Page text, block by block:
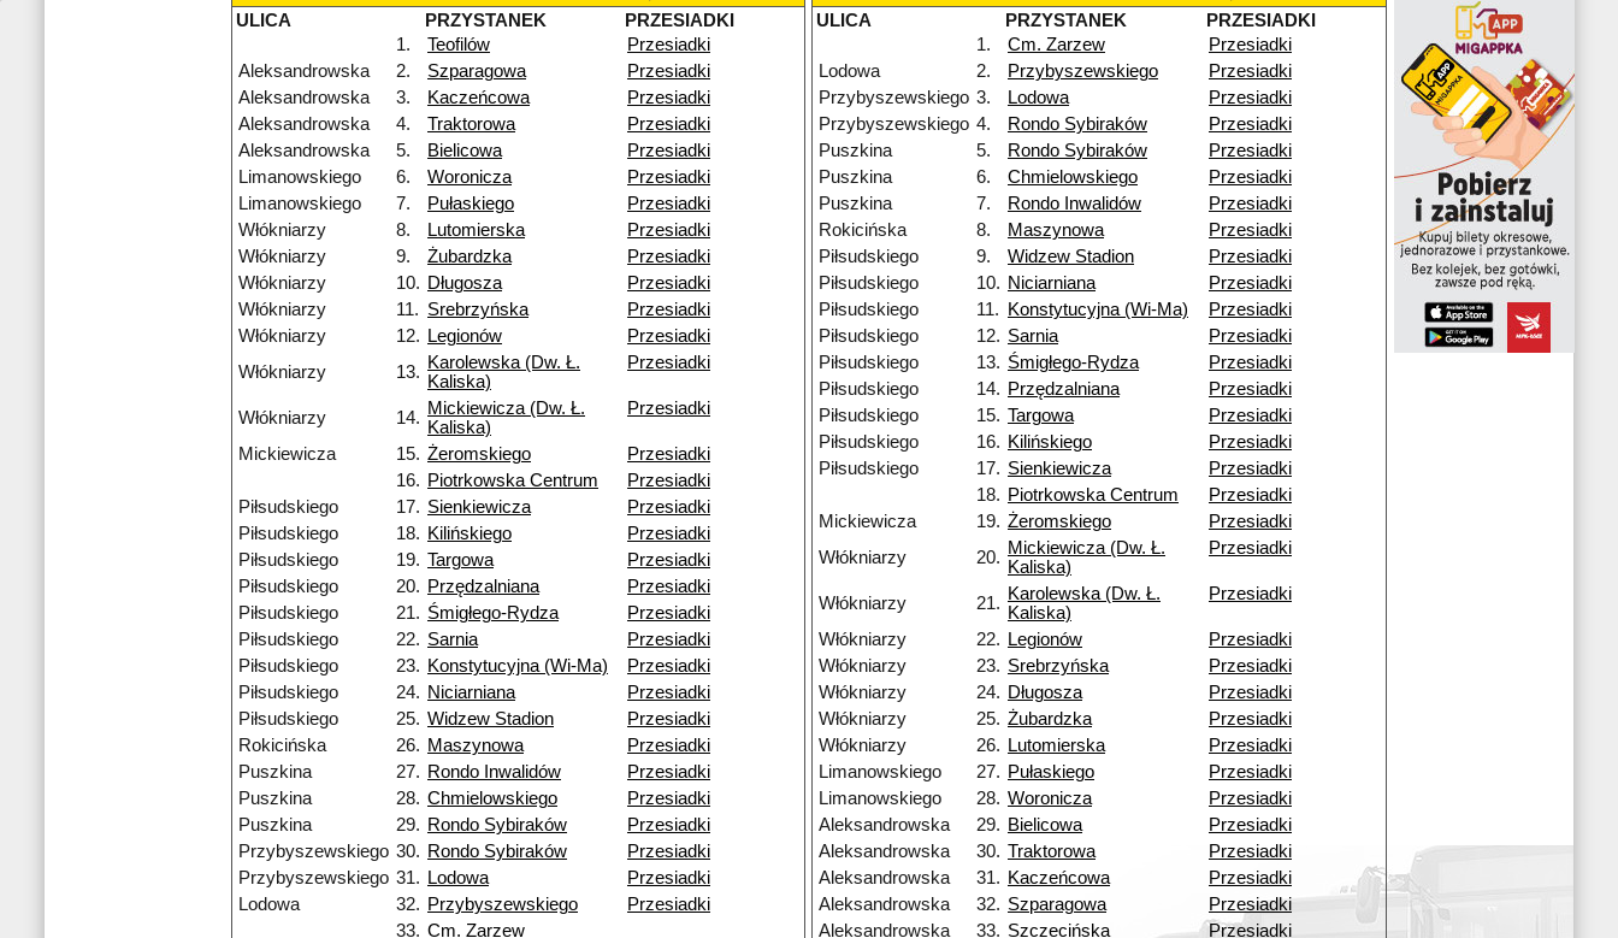
ULICA
PRZYSTANEK
PRZESIADKI
1.
Teofilów
Przesiadki
Aleksandrowska
2. Szparagowa
Przesiadki
Aleksandrowska
3. Kaczeńcowa
Przesiadki
Aleksandrowska
4. Traktorowa
Przesiadki
Aleksandrowska
5. Bielicowa
Przesiadki
Limanowskiego
6. Woronicza
Przesiadki
Limanowskiego
7. Pułaskiego
Przesiadki
Włókniarzy
8. Lutomierska
Przesiadki
Włókniarzy
9. Żubardzka
Przesiadki
Włókniarzy
10. Długosza
Przesiadki
Włókniarzy
11. Srebrzyńska
Przesiadki
Włókniarzy
12. Legionów
Przesiadki
Włókniarzy
13. Karolewska (Dw. Ł.
Kaliska)
Przesiadki
Włókniarzy 14. Mickiewicza (Dw. Ł.
Kaliska)
Przesiadki
Mickiewicza 15. Żeromskiego
Przesiadki
16. Piotrkowska Centrum
Przesiadki
Piłsudskiego
17. Sienkiewicza
Przesiadki
Piłsudskiego
18. Kilińskiego
Przesiadki
Piłsudskiego
19. Targowa
Przesiadki
Piłsudskiego
20. Przędzalniana
Przesiadki
Piłsudskiego
21. Śmigłego-Rydza
Przesiadki
Piłsudskiego
22. Sarnia
Przesiadki
Piłsudskiego
23. Konstytucyjna (Wi-Ma)
Przesiadki
Piłsudskiego
24. Niciarniana
Przesiadki
Piłsudskiego
25. Widzew Stadion
Przesiadki
Rokicińska
26. Maszynowa
Przesiadki
Puszkina
27. Rondo Inwalidów
Przesiadki
Puszkina
28. Chmielowskiego
Przesiadki
Puszkina
29. Rondo Sybiraków
Przesiadki
Przybyszewskiego 30. Rondo Sybiraków
Przesiadki
Przybyszewskiego 31. Lodowa
Przesiadki
Lodowa
32. Przybyszewskiego
Przesiadki
33. Cm. Zarzew
ULICA
PRZYSTANEK
PRZESIADKI
1.
Cm. Zarzew
Przesiadki
Lodowa
2. Przybyszewskiego
Przesiadki
Przybyszewskiego 3. Lodowa
Przesiadki
Przybyszewskiego 4. Rondo Sybiraków
Przesiadki
Puszkina
5. Rondo Sybiraków
Przesiadki
Puszkina
6. Chmielowskiego
Przesiadki
Puszkina
7. Rondo Inwalidów
Przesiadki
Rokicińska
8. Maszynowa
Przesiadki
Piłsudskiego
9. Widzew Stadion
Przesiadki
Piłsudskiego
10. Niciarniana
Przesiadki
Piłsudskiego
11. Konstytucyjna (Wi-Ma)
Przesiadki
Piłsudskiego
12. Sarnia
Przesiadki
Piłsudskiego
13. Śmigłego-Rydza
Przesiadki
Piłsudskiego
14. Przędzalniana
Przesiadki
Piłsudskiego
15. Targowa
Przesiadki
Piłsudskiego
16. Kilińskiego
Przesiadki
Piłsudskiego
17. Sienkiewicza
Przesiadki
18. Piotrkowska Centrum
Przesiadki
Mickiewicza
19. Żeromskiego
Przesiadki
Włókniarzy
20. Mickiewicza (Dw. Ł.
Kaliska)
Przesiadki
Włókniarzy 21. Karolewska (Dw. Ł.
Kaliska)
Przesiadki
Włókniarzy 22. Legionów
Przesiadki
Włókniarzy
23. Srebrzyńska
Przesiadki
Włókniarzy
24. Długosza
Przesiadki
Włókniarzy
25. Żubardzka
Przesiadki
Włókniarzy
26. Lutomierska
Przesiadki
Limanowskiego
27. Pułaskiego
Przesiadki
Limanowskiego
28. Woronicza
Przesiadki
Aleksandrowska
29. Bielicowa
Przesiadki
Aleksandrowska
30. Traktorowa
Przesiadki
Aleksandrowska
31. Kaczeńcowa
Przesiadki
Aleksandrowska
32. Szparagowa
Przesiadki
Aleksandrowska
33. Szczecińska Przesiadki